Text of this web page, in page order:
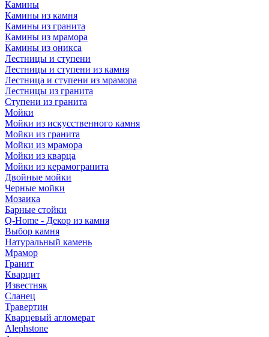
Камины
Камины из камня
Камины из гранита
Камины из мрамора
Камины из оникса
Лестницы и ступени
Лестницы и ступени из камня
Лестница и ступени из мрамора
Лестницы из гранита
Ступени из гранита
Мойки
Мойки из искусственного камня
Мойки из гранита
Мойки из мрамора
Мойки из кварца
Мойки из керамогранита
Двойные мойки
Черные мойки
Мозаика
Барные стойки
Q-Home - Декор из камня
Выбор камня
Натуральный камень
Мрамор
Гранит
Кварцит
Известняк
Сланец
Травертин
Кварцевый агломерат
Alephstone